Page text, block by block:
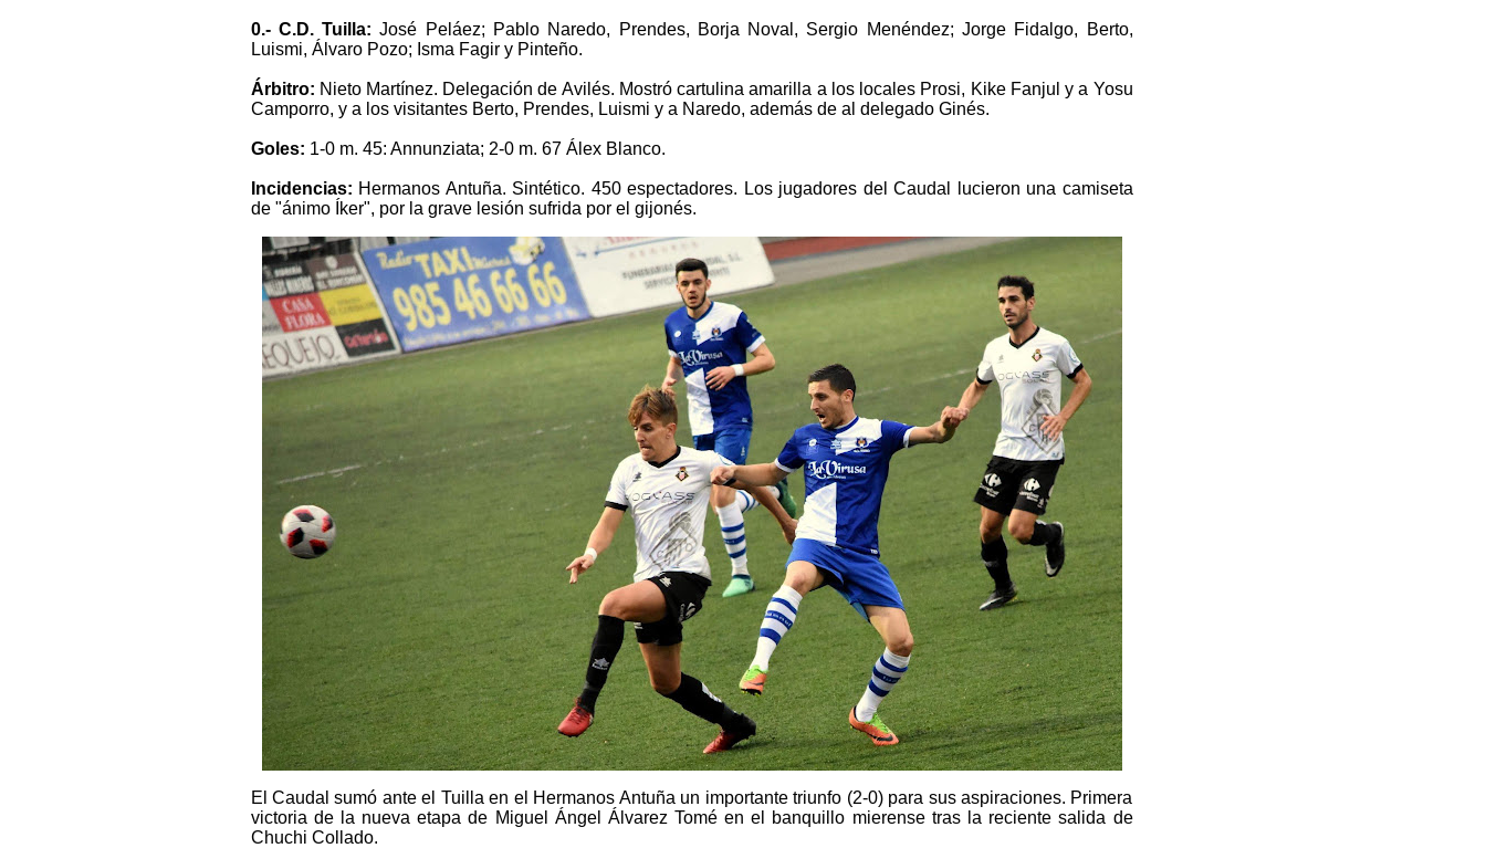
0.- C.D. Tuilla:José Peláez; Pablo Naredo, Prendes, Borja Noval, Sergio Menéndez; Jorge Fidalgo, Berto,
Luismi, Álvaro Pozo; Isma Fagir y Pinteño.
Árbitro: Nieto Martínez. Delegación de Avilés. Mostró cartulina amarilla a los locales Prosi, Kike Fanjul y a Yosu
Camporro, y a los visitantes Berto, Prendes, Luismi y a Naredo, además de al delegado Ginés.
Goles: 1-0 m. 45: Annunziata; 2-0 m. 67 Álex Blanco.
Incidencias: Hermanos Antuña. Sintético. 450 espectadores. Los jugadores del Caudal lucieron una camiseta
de "ánimo Íker", por la grave lesión sufrida por el gijonés.
El Caudal sumó ante el Tuilla en el Hermanos Antuña un importante triunfo (2-0) para sus aspiraciones. Primera
victoria de la nueva etapa de Miguel Ángel Álvarez Tomé en el banquillo mierense tras la reciente salida de
Chuchi Collado.